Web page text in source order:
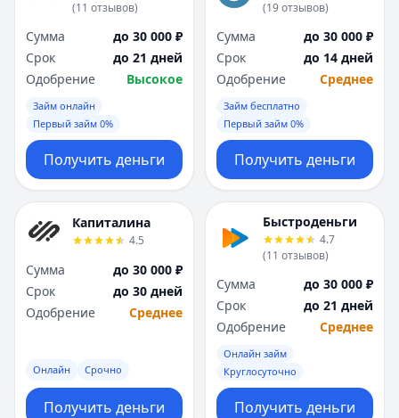
(11 отзывов)
Сумма
до 30 000 ₽
Срок
до 21 дней
Одобрение
Высокое
Займ онлайн
Первый займ 0%
Получить деньги
(19отзывов)
Сумма
до 30 000 ₽
Срок
до 14 дней
Одобрение
Среднее
Займ бесплатно
Первый займ 0%
Получить деньги
Капиталина
4.5
Сумма
до 30 000 ₽
Срок
до 30 дней
Одобрение
Среднее
Онлайн Срочно
Получить деньги
Быстроденьги
4.7
(11 отзывов)
Сумма
до 30 000 ₽
Срок
до 21 дней
Одобрение
Среднее
Онлайн займ
Круглосуточно
Получить деньги